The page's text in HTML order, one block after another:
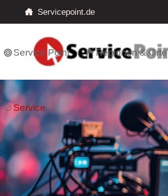
Servicepoint.de
Service Point Regionen & Orte
Service